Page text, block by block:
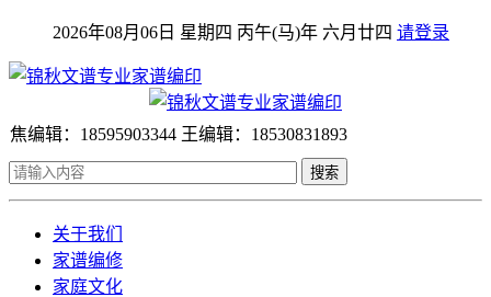
2026年08月06日 星期四 丙午(马)年 六月廿四 请登录
焦编辑：18595903344 王编辑：18530831893
搜索
关于我们
家谱编修
家庭文化